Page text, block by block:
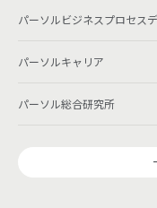
パーソルビジネスプロセス
パーソルキャリア
パーソル総合研究所